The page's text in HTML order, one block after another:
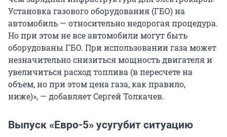
Установка газового оборудования (ГБО) на
автомобиль — относительно недорогая процедура.
Но при этом не все автомобили могут быть
оборудованы ГБО. При использовании газа может
незначительно снизиться мощность двигателя и
увеличиться расход топлива (в пересчете на
объем, но при этом цена газа, как правило,
ниже)», — добавляет Сергей Толкачев.
Выпуск «Евро-5» усугубит ситуацию